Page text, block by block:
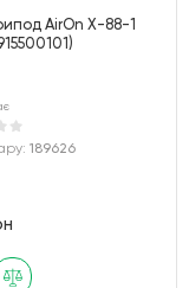
AirOn X-88-1
189626